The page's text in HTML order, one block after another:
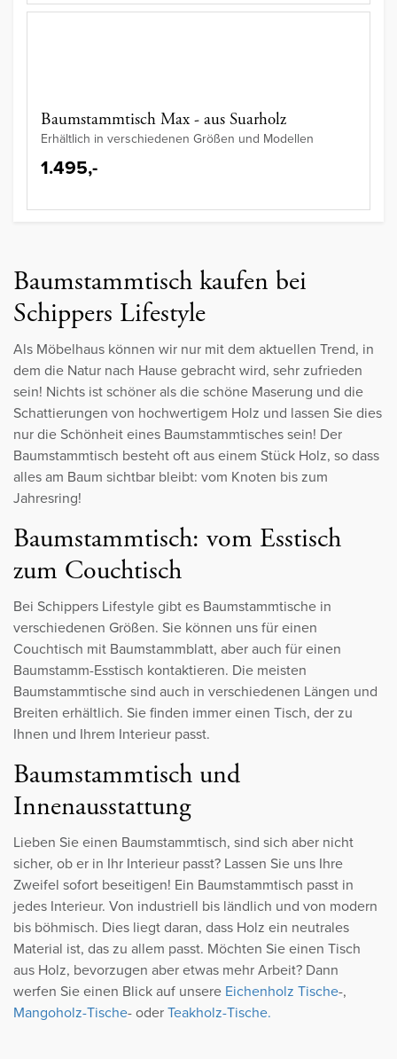
Baumstammtisch Max - aus Suarholz
Erhältlich in verschiedenen Größen und Modellen
1.495,-
Baumstammtisch kaufen bei
Schippers Lifestyle
Als Möbelhaus können wir nur mit dem aktuellen Trend, in
dem die Natur nach Hause gebracht wird, sehr zufrieden
sein! Nichts ist schöner als die schöne Maserung und die
Schattierungen von hochwertigem Holz und lassen Sie dies
nur die Schönheit eines Baumstammtisches sein! Der
Baumstammtisch besteht oft aus einem Stück Holz, so dass
alles am Baum sichtbar bleibt: vom Knoten bis zum
Jahresring!
Baumstammtisch: vom Esstisch
zum Couchtisch
Bei Schippers Lifestyle gibt es Baumstammtische in
verschiedenen Größen. Sie können uns für einen
Couchtisch mit Baumstammblatt, aber auch für einen
Baumstamm-Esstisch kontaktieren. Die meisten
Baumstammtische sind auch in verschiedenen Längen und
Breiten erhältlich. Sie finden immer einen Tisch, der zu
Ihnen und Ihrem Interieur passt.
Baumstammtisch und
Innenausstattung
Lieben Sie einen Baumstammtisch, sind sich aber nicht
sicher, ob er in Ihr Interieur passt? Lassen Sie uns Ihre
Zweifel sofort beseitigen! Ein Baumstammtisch passt in
jedes Interieur. Von industriell bis ländlich und von modern
bis böhmisch. Dies liegt daran, dass Holz ein neutrales
Material ist, das zu allem passt. Möchten Sie einen Tisch
aus Holz, bevorzugen aber etwas mehr Arbeit? Dann
werfen Sie einen Blick auf unsere Eichenholz Tische-,
Mangoholz-Tische- oderTeakholz-Tische.